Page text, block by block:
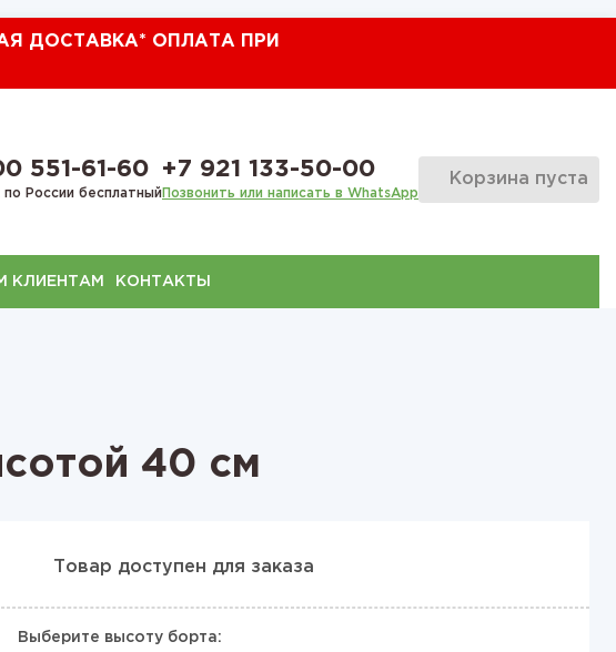
ДОСТАВКА* ОПЛАТА ПРИ
551-61-60
по России бесплатный
+7 921 133-50-00
Позвонить или написать в WhatsApp
Корзина пуста
КЛИЕНТАМ КОНТАКТЫ
40 см
Товар доступен для заказа
Выберите высоту борта: